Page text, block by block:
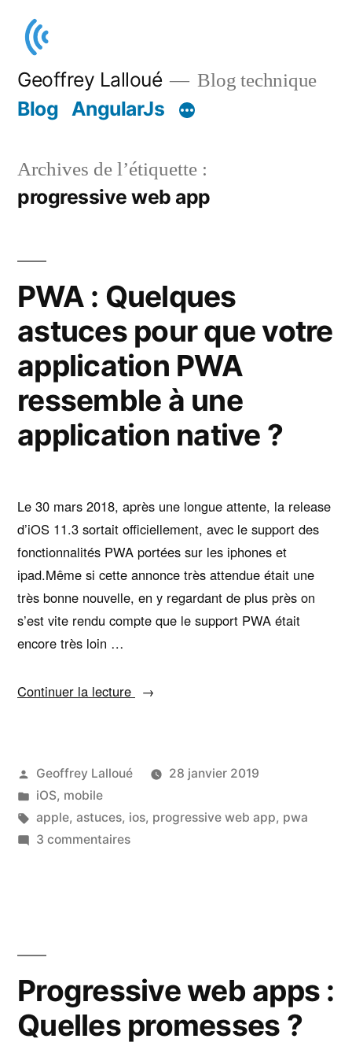
Aller
contenu
Geoffrey Lalloué Blog technique
Blog AngularJs
Archives de l’étiquette :
progressive web app
PWA : Quelques
astuces pour que votre
application PWA
ressemble à une
application native ?
Le 30 mars 2018, après une longue attente, la release
d’iOS 11.3 sortait officiellement, avec le support des
fonctionnalités PWA portées sur les iphones et
ipad.Même si cette annonce très attendue était une
très bonne nouvelle, en y regardant de plus près on
s’est vite rendu compte que le support PWA était
encore très loin …
Continuer la lecture
« PWA
pour
votre
native
Publié
par
Geoffrey Lalloué
28 janvier 2019
Publié
dans
iOS, mobile
Étiquettes :
apple, astuces, ios, progressive web app, pwa
3 commentairessur
votre
PWA
Progressive web apps :
Quelles promesses ?